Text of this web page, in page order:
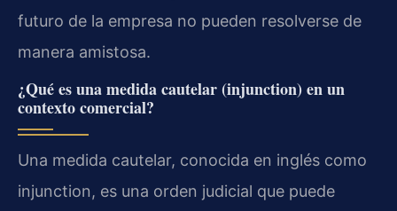
futuro de la empresa no pueden resolverse de
manera amistosa.
¿Qué es una medida cautelar (injunction) en un
contexto comercial?
Una medida cautelar, conocida en inglés como
injunction, es una orden judicial que puede